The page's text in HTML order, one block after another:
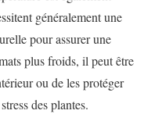
généralement une
pour assurer une
plus froids, il peut être
ou de les protéger
des plantes.